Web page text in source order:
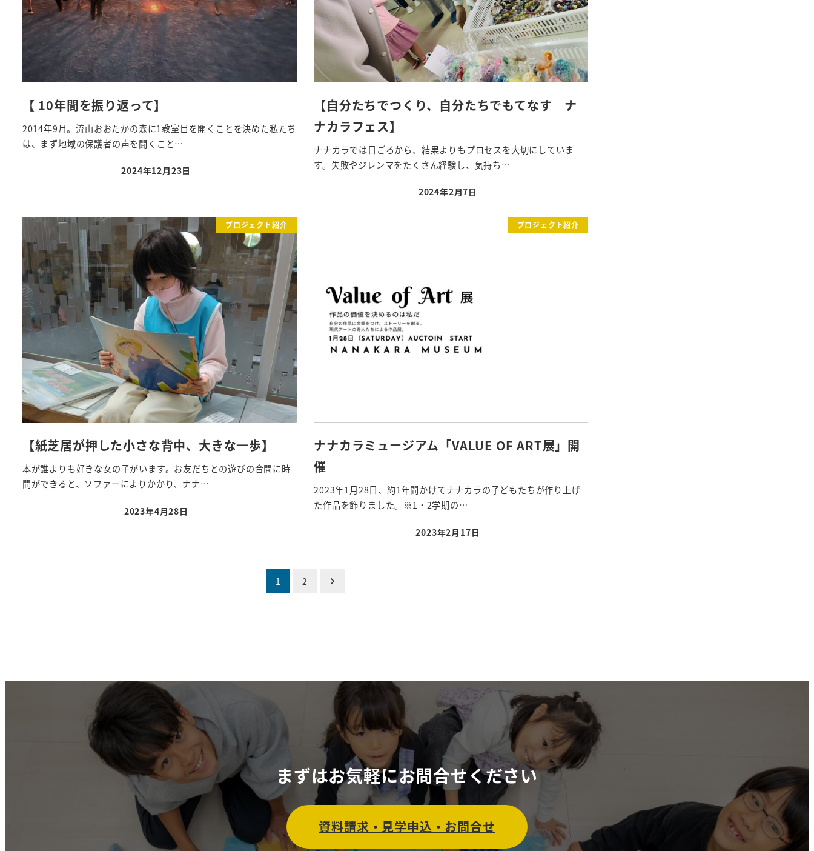
【 10年間を振り返って】
2014年9月。流山おおたかの森に1教室目を開くことを決めた私たち
は、まず地域の保護者の声を聞くこと…
投稿日
2024年12月23日
【自分たちでつくり、自分たちでもてなす ナ
ナカラフェス】
ナナカラでは日ごろから、結果よりもプロセスを大切にしていま
す。失敗やジレンマをたくさん経験し、気持ち…
投稿日
2024年2月7日
プロジェクト紹介
【紙芝居が押した小さな背中、大きな一歩】
本が誰よりも好きな女の子がいます。お友だちとの遊びの合間に時
間ができると、ソファーによりかかり、ナナ…
投稿日
2023年4月28日
プロジェクト紹介
ナナカラミュージアム「VALUE OF ART展」開
催
2023年1月28日、約1年間かけてナナカラの子どもたちが作り上げ
た作品を飾りました。※1・2学期の…
投稿日
2023年2月17日
ー
1 2
まずはお気軽にお問合せください
資料請求・見学申込・ お問合せ